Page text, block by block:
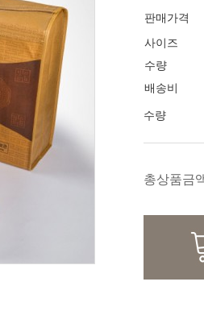
판매가격
사이즈
수량
배송비
수량
총상품금